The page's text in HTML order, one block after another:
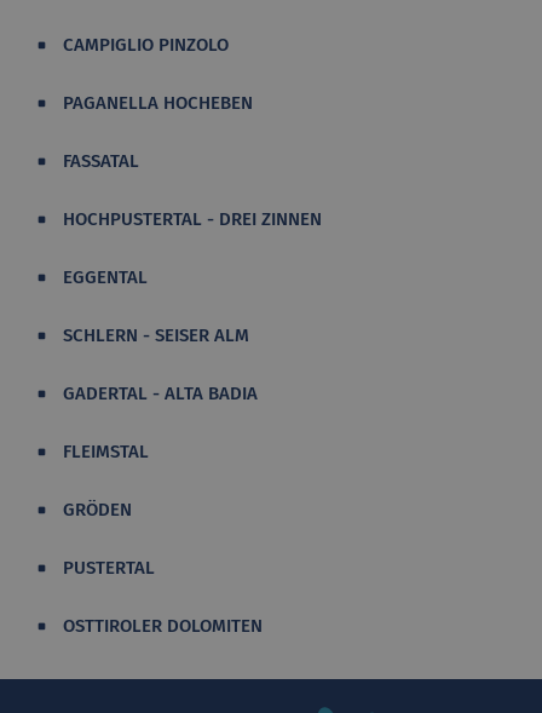
CAMPIGLIO PINZOLO
PAGANELLA HOCHEBEN
FASSATAL
HOCHPUSTERTAL - DREI ZINNEN
EGGENTAL
SCHLERN - SEISER ALM
GADERTAL - ALTA BADIA
FLEIMSTAL
GRÖDEN
PUSTERTAL
OSTTIROLER DOLOMITEN